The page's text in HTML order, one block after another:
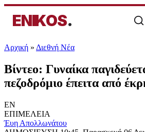
ENIKOS.
Αρχική » Διεθνή Νέα
Βίντεο: Γυναίκα
πεζοδρόμιο έπειτα από
EN
ΕΠΙΜΕΛΕΙΑ
Έυη Απολλωνάτου